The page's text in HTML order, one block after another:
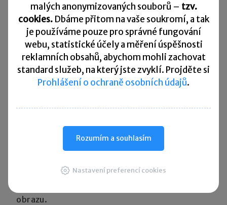
S Fibonacciho posloupností souvisí i tzv.
zlatý
řez , který se uplatňuje v umění. Dokážeme-li
rozdělit totiž úsečku na dvě části tak, aby poměr
rozdělené delší části úsečky ke kratší části byl
stejný jako poměr celé úsečky k rozdělené delší
části, pak tento poměr je roven 1,618 .
kratší části musí být větší o 61,8 %, což
odpovídá 61,8 % hladině Fibonacciho
renesančním malířům jako projev dokonalosti
obrazu.
malých anonymizovaných souborů – tzv.
cookies. Dbáme přitom na vaše soukromí, a tak
je používáme pouze pro správné fungování
webu, statistické účely a měření úspěšnosti
reklamních obsahů, abychom mohli zachovat
standard služeb, na který jste zvyklí. Projděte si
Prohlášení o ochraně osobních údajů.
Rozumím a souhlasím
Nastavení preferencí cookies